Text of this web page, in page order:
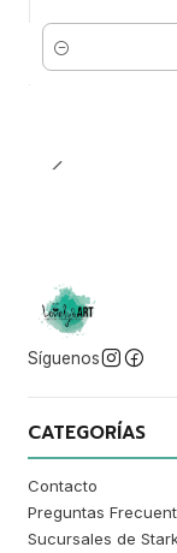
Cantidad
Síguenos
CATEGORÍAS
Contacto
Preguntas
Sucursales de